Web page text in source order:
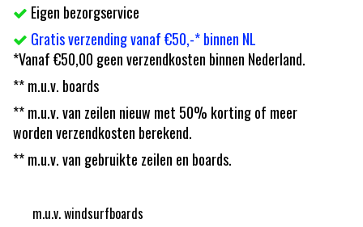
Eigen bezorgservice
Gratis verzending vanaf €50,-* binnen NL
*Vanaf €50,00 geen verzendkosten binnen Nederland.
** m.u.v. boards
** m.u.v. van zeilen nieuw met 50% korting of meer
worden verzendkosten berekend.
** m.u.v. van gebruikte zeilen en boards.
m.u.v. windsurfboards